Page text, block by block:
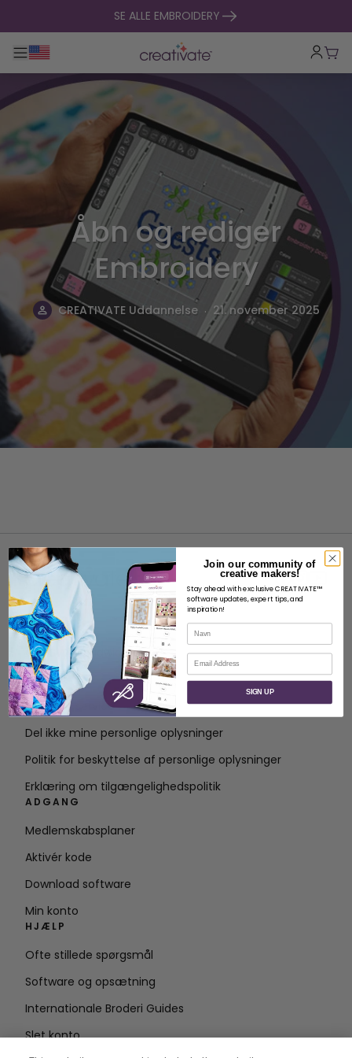
SE ALLE EMBROIDERY
Toggle hovednavigation
Åbn og rediger
Embroidery
CREATIVATE Uddannelse . 21. november 2025
OM
Om SVP Worldwide
Kontakt
Vilkår for service
Del ikke mine personlige oplysninger
Politik for beskyttelse af personlige oplysninger
Erklæring om tilgængelighedspolitik
ADGANG
Medlemskabsplaner
Aktivér kode
Download software
Min konto
HJÆLP
Ofte stillede spørgsmål
Software og opsætning
Internationale Broderi Guides
Slet konto
Join our community of
creative makers!
Stay ahead with exclusive CREATIVATE™
software updates, expert tips, and
inspiration!
Navn
E-mail
SIGN UP